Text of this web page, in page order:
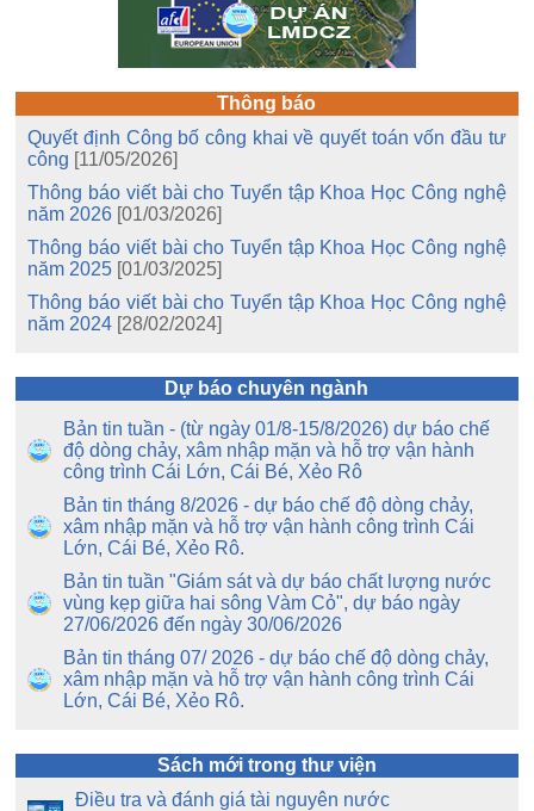
Thông báo
Quyết định Công bố công khai về quyết toán vốn đầu tư
công [11/05/2026]
Thông báo viết bài cho Tuyển tập Khoa Học Công nghệ
năm 2026 [01/03/2026]
Thông báo viết bài cho Tuyển tập Khoa Học Công nghệ
năm 2025 [01/03/2025]
Thông báo viết bài cho Tuyển tập Khoa Học Công nghệ
năm 2024 [28/02/2024]
Dự báo chuyên ngành
Bản tin tuần - (từ ngày 01/8-15/8/2026) dự báo chế
độ dòng chảy, xâm nhập mặn và hỗ trợ vận hành
công trình Cái Lớn, Cái Bé, Xẻo Rô
Bản tin tháng 8/2026 - dự báo chế độ dòng chảy,
xâm nhập mặn và hỗ trợ vận hành công trình Cái
Lớn, Cái Bé, Xẻo Rô.
Bản tin tuần "Giám sát và dự báo chất lượng nước
vùng kẹp giữa hai sông Vàm Cỏ", dự báo ngày
27/06/2026 đến ngày 30/06/2026
Bản tin tháng 07/ 2026 - dự báo chế độ dòng chảy,
xâm nhập mặn và hỗ trợ vận hành công trình Cái
Lớn, Cái Bé, Xẻo Rô.
Sách mới trong thư viện
Điều tra và đánh giá tài nguyên nước